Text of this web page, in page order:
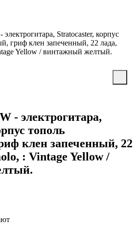
Stratocaster, корпус
гриф клен запеченный, 22 лада,
Yellow / винтажный желтый.
- электрогитара,
тополь
клен запеченный, 22
: Vintage Yellow /